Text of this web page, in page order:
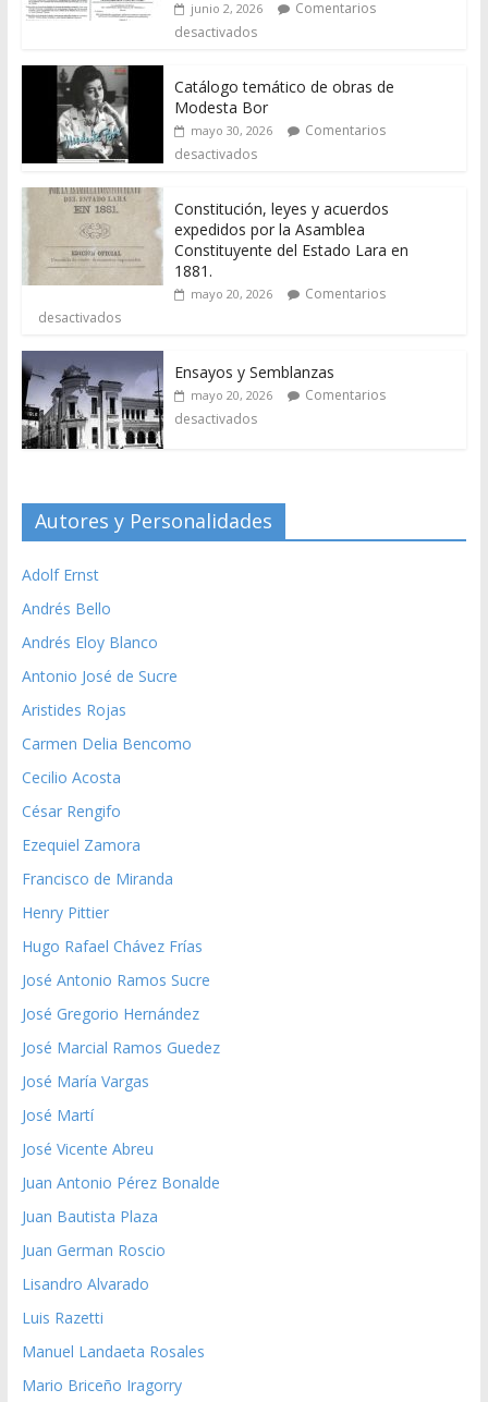
junio 2, 2026
Comentarios
desactivados
Catálogo temático de obras de
Modesta Bor
mayo 30, 2026
Comentarios
desactivados
Constitución, leyes y acuerdos
expedidos por la Asamblea
Constituyente del Estado Lara en
1881.
mayo 20, 2026
Comentarios
desactivados
Ensayos y Semblanzas
mayo 20, 2026
Comentarios
desactivados
Autores y Personalidades
Adolf Ernst
Andrés Bello
Andrés Eloy Blanco
Antonio José de Sucre
Aristides Rojas
Carmen Delia Bencomo
Cecilio Acosta
César Rengifo
Ezequiel Zamora
Francisco de Miranda
Henry Pittier
Hugo Rafael Chávez Frías
José Antonio Ramos Sucre
José Gregorio Hernández
José Marcial Ramos Guedez
José María Vargas
José Martí
José Vicente Abreu
Juan Antonio Pérez Bonalde
Juan Bautista Plaza
Juan German Roscio
Lisandro Alvarado
Luis Razetti
Manuel Landaeta Rosales
Mario Briceño Iragorry